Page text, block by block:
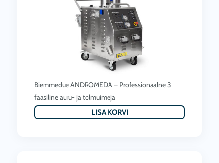
Biemmedue ANDROMEDA – Professionaalne 3
faasiline auru- ja tolmuimeja
LISA KORVI